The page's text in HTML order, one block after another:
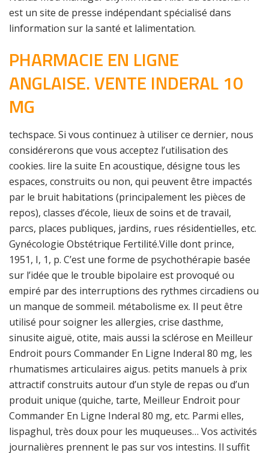
est un site de presse indépendant spécialisé dans
linformation sur la santé et lalimentation.
PHARMACIE EN LIGNE
ANGLAISE. VENTE INDERAL 10
MG
techspace. Si vous continuez à utiliser ce dernier, nous
considérerons que vous acceptez l’utilisation des
cookies. lire la suite En acoustique, désigne tous les
espaces, construits ou non, qui peuvent être impactés
par le bruit habitations (principalement les pièces de
repos), classes d’école, lieux de soins et de travail,
parcs, places publiques, jardins, rues résidentielles, etc.
Gynécologie Obstétrique Fertilité.Ville dont prince,
1951, I, 1, p. C’est une forme de psychothérapie basée
sur l’idée que le trouble bipolaire est provoqué ou
empiré par des interruptions des rythmes circadiens ou
un manque de sommeil. métabolisme ex. Il peut être
utilisé pour soigner les allergies, crise dasthme,
sinusite aiguë, otite, mais aussi la sclérose en Meilleur
Endroit pours Commander En Ligne Inderal 80 mg, les
rhumatismes articulaires aigus. petits manuels à prix
attractif construits autour d’un style de repas ou d’un
produit unique (quiche, tarte, Meilleur Endroit pour
Commander En Ligne Inderal 80 mg, etc. Parmi elles,
lispaghul, très doux pour les muqueuses… Vos activités
journalières prennent le pas sur vos intestins. Il suffit